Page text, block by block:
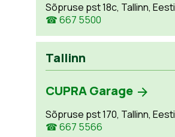
Sõpruse pst 18c, Tallinn, Eesti
☎ 667 5500
Tallinn
CUPRA Garage
Sõpruse pst 170, Tallinn, Eesti
☎ 667 5566